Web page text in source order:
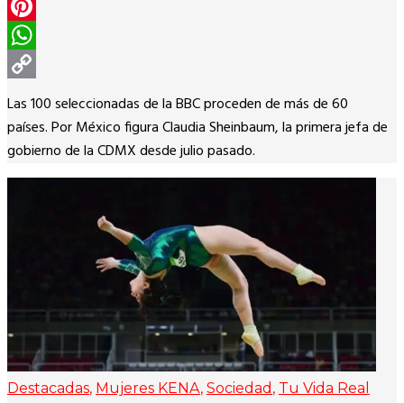
Twitter
Pinterest
WhatsApp
Copy
Link
Las 100 seleccionadas de la BBC proceden de más de 60
países. Por México figura Claudia Sheinbaum, la primera jefa de
gobierno de la CDMX desde julio pasado.
Destacadas, Mujeres KENA, Sociedad , Tu Vida Real